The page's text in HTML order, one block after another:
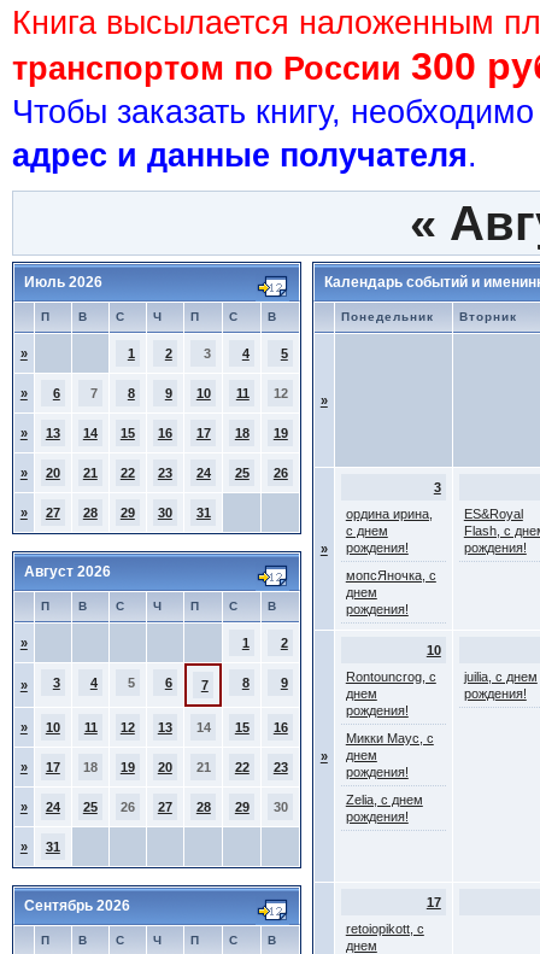
Книга высылается наложенным
транспортом по России 300
Чтобы заказать книгу,
адрес и данные получателя.
«
Июль 2026
П В С Ч П С В
» 1 2 3 4 5
» 6 7 8 9 10 11 12
» 13 14 15 16 17 18 19
» 20 21 22 23 24 25 26
» 27 28 29 30 31
Август 2026
П В С Ч П С В
» 1 2
» 3 4 5 6 7 8 9
» 10 11 12 13 14 15 16
» 17 18 19 20 21 22 23
» 24 25 26 27 28 29 30
» 31
Сентябрь 2026
П В С Ч П С В
Календарь событий и
Понедельник Вторник
»
»
3
ордина ирина,
с днем
рождения!
мопсЯночка, с
днем
рождения!
ES&Royal
Flash, с
рождения!
»
10
Rontouncrog, с
днем
рождения!
Микки Маус, с
днем
рождения!
Zelia, с днем
рождения!
juilia, с днем
рождения!
17
retoiopikott, с
днем